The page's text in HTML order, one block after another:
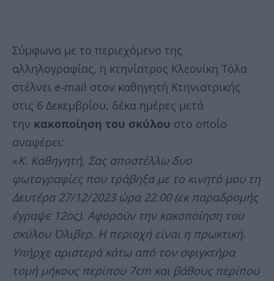
Σύμφωνα με το περιεχόμενο της
αλληλογραφίας, η κτηνίατρος Κλεονίκη Τόλα
στέλνει e-mail στον καθηγητή Κτηνιατρικής
στις 6 Δεκεμβρίου, δέκα ημέρες μετά
την κακοποίηση του σκύλου στο οποίο
αναφέρει:
«Κ. Καθηγητή, Σας αποστέλλω δυο
φωτογραφίες που τράβηξα με το κινητό μου τη
Δευτέρα 27/12/2023 ώρα 22.00 (εκ παραδρομής
έγραψε 12ος). Αφορούν την κακοποίηση του
σκύλου Όλιβερ. Η περιοχή είναι η πρωκτική.
Υπήρχε αριστερά κάτω από τον σφιγκτήρα
τομή μήκους περίπου 7cm και βάθους περίπου